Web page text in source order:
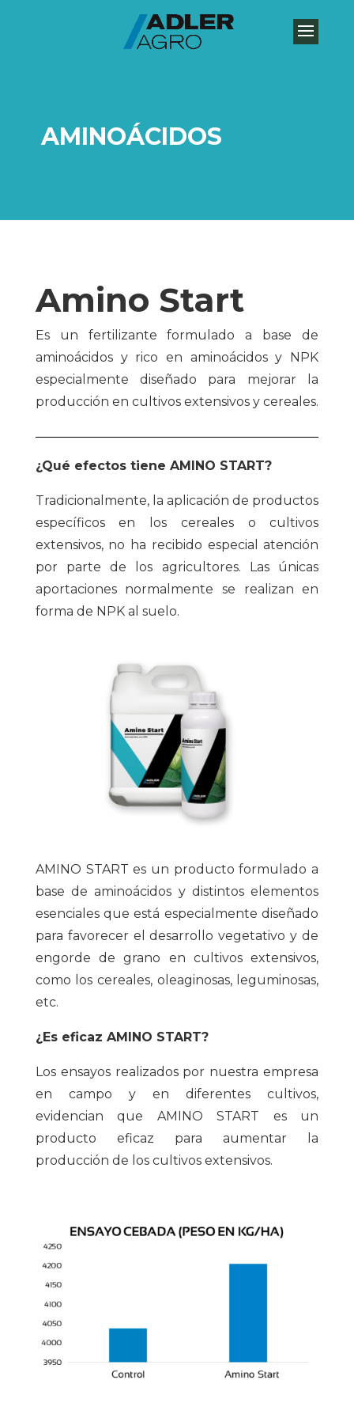
AMINOÁCIDOS
Amino Start
Es un fertilizante formulado a base de
aminoácidos y rico en aminoácidos y NPK
especialmente diseñado para mejorar la
producción en cultivos extensivos y cereales.
¿Qué efectos tiene AMINO START?
Tradicionalmente, la aplicación de productos
específicos en los cereales o cultivos
extensivos, no ha recibido especial atención
por parte de los agricultores. Las únicas
aportaciones normalmente se realizan en
forma de NPK al suelo.
AMINO START es un producto formulado a
base de aminoácidos y distintos elementos
esenciales que está especialmente diseñado
para favorecer el desarrollo vegetativo y de
engorde de grano en cultivos extensivos,
como los cereales, oleaginosas, leguminosas,
etc.
¿Es eficaz AMINO START?
Los ensayos realizados por nuestra empresa
en campo y en diferentes cultivos,
evidencian que AMINO START es un
producto eficaz para aumentar la
producción de los cultivos extensivos.